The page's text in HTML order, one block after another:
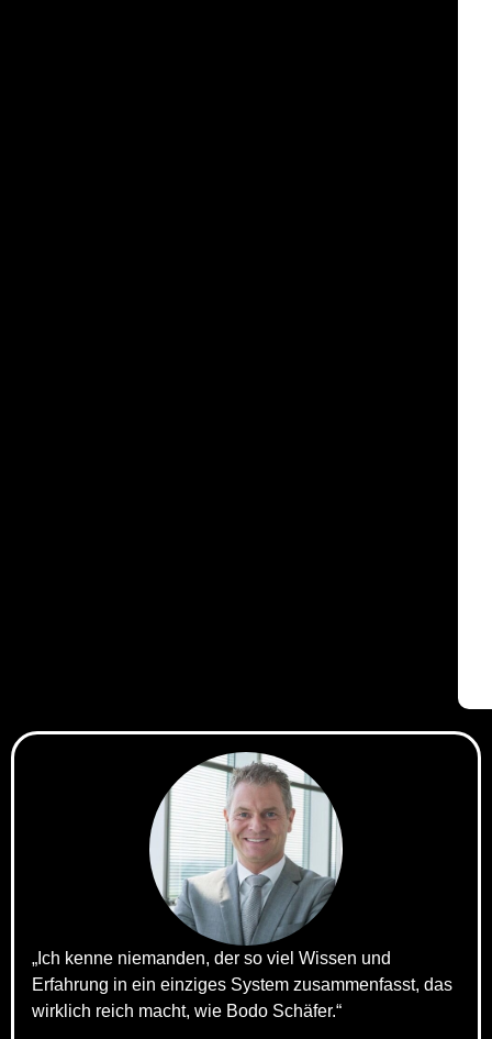
„Ich kenne niemanden, der so viel Wissen und
Erfahrung in ein einziges System zusammenfasst, das
wirklich reich macht, wie Bodo Schäfer.“